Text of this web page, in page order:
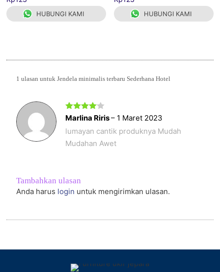
5.00
dari 5
HUBUNGI KAMI
5.00
dari 5
HUBUNGI KAMI
1 ulasan untukJendela minimalis terbaru Sederhana Hotel
Dinilai4
Marlina Riris– 1 Maret 2023
lumayan cantik produknya Mudah
Mudahan Awet
Tambahkan ulasan
Anda harus login untuk mengirimkan ulasan.